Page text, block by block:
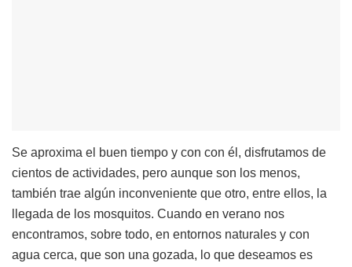
Se aproxima el buen tiempo y con con él, disfrutamos de
cientos de actividades, pero aunque son los menos,
también trae algún inconveniente que otro, entre ellos, la
llegada de los mosquitos. Cuando en verano nos
encontramos, sobre todo, en entornos naturales y con
agua cerca, que son una gozada, lo que deseamos es